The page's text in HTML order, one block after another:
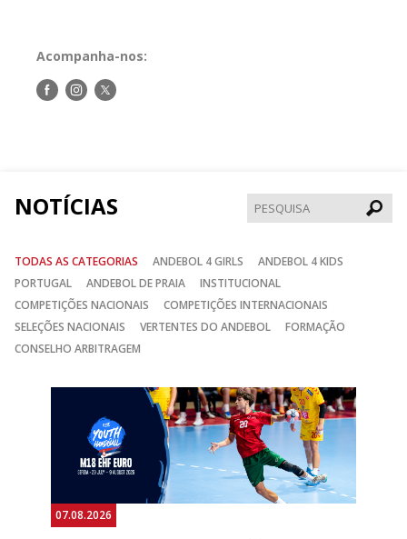
Acompanha-nos:
Siga-Siga-Siga-
NOTÍCIAS
TODAS AS CATEGORIAS ANDEBOL 4 GIRLS
ANDEBOL 4 KIDS
PORTUGAL
ANDEBOL DE PRAIA
INSTITUCIONAL
COMPETIÇÕES NACIONAIS
COMPETIÇÕES INTERNACIONAIS
SELEÇÕES NACIONAIS
VERTENTES DO ANDEBOL
FORMAÇÃO
CONSELHO ARBITRAGEM
07.08.2026